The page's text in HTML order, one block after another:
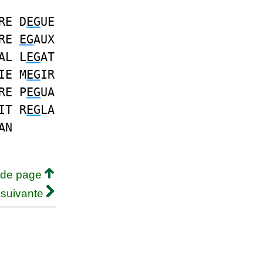
DEGUE
EGAUX
LEGAT
IE MEGIR
PEGUA
IT REGLA
page